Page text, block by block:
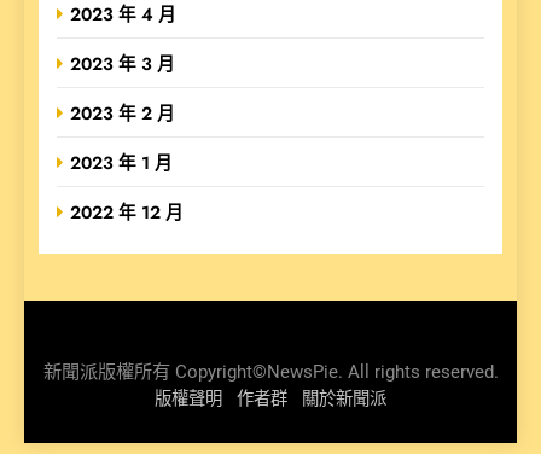
2023 年 4 月
2023 年 3 月
2023 年 2 月
2023 年 1 月
2022 年 12 月
新聞派版權所有 Copyright©NewsPie. All rights reserved.
版權聲明 作者群 關於新聞派